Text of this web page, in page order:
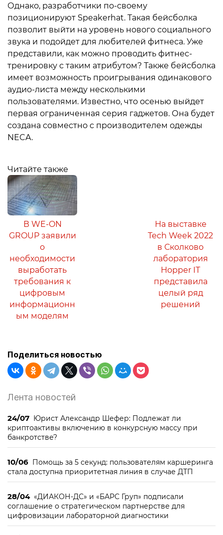
Однако, разработчики по-своему
позиционируют Speakerhat. Такая бейсболка
позволит выйти на уровень нового социального
звука и подойдет для любителей фитнеса. Уже
представили, как можно проводить фитнес-
тренировку с таким атрибутом? Также бейсболка
имеет возможность проигрывания одинакового
аудио-листа между несколькими
пользователями. Известно, что осенью выйдет
первая ограниченная серия гаджетов. Она будет
создана совместно с производителем одежды
NECA.
Читайте также
В WE-ON
GROUP заявили
о
необходимости
выработать
требования к
цифровым
информационн
ым моделям
На выставке
Tech Week 2022
в Сколково
лаборатория
Hopper IT
представила
целый ряд
решений
Поделиться новостью
Лента новостей
24/07 Юрист Александр Шефер: Подлежат ли
криптоактивы включению в конкурсную массу при
банкротстве?
10/06 Помощь за 5 секунд: пользователям каршеринга
стала доступна приоритетная линия в случае ДТП
28/04 «ДИАКОН-ДС» и «БАРС Груп» подписали
соглашение о стратегическом партнерстве для
цифровизации лабораторной диагностики